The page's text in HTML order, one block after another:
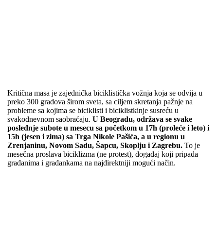
Kritična masa je zajednička biciklistička vožnja koja se odvija u
preko 300 gradova širom sveta, sa ciljem skretanja pažnje na
probleme sa kojima se biciklisti i biciklistkinje susreću u
svakodnevnom saobraćaju. U Beogradu, održava se svake
poslednje subote u mesecu sa početkom u 17h (proleće i leto) i
15h (jesen i zima) sa Trga Nikole Pašića, a u regionu u
Zrenjaninu, Novom Sadu, Šapcu, Skoplju i Zagrebu. To je
mesečna proslava biciklizma (ne protest), događaj koji pripada
građanima i građankama na najdirektniji mogući način.